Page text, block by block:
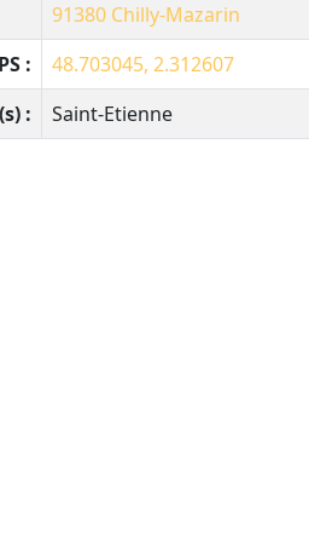
91380 Chilly-Mazarin
:
48.703045, 2.312607
:
Saint-Etienne